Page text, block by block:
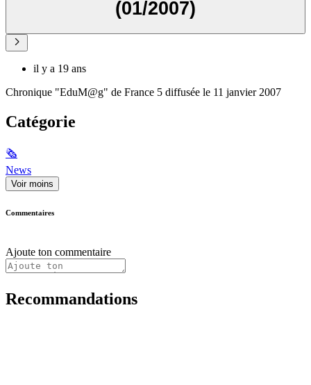
(01/2007)
il y a 19 ans
Chronique "EduM@g" de France 5 diffusée le 11 janvier 2007
Catégorie
🗞
News
Voir moins
Commentaires
Ajoute ton commentaire
Recommandations